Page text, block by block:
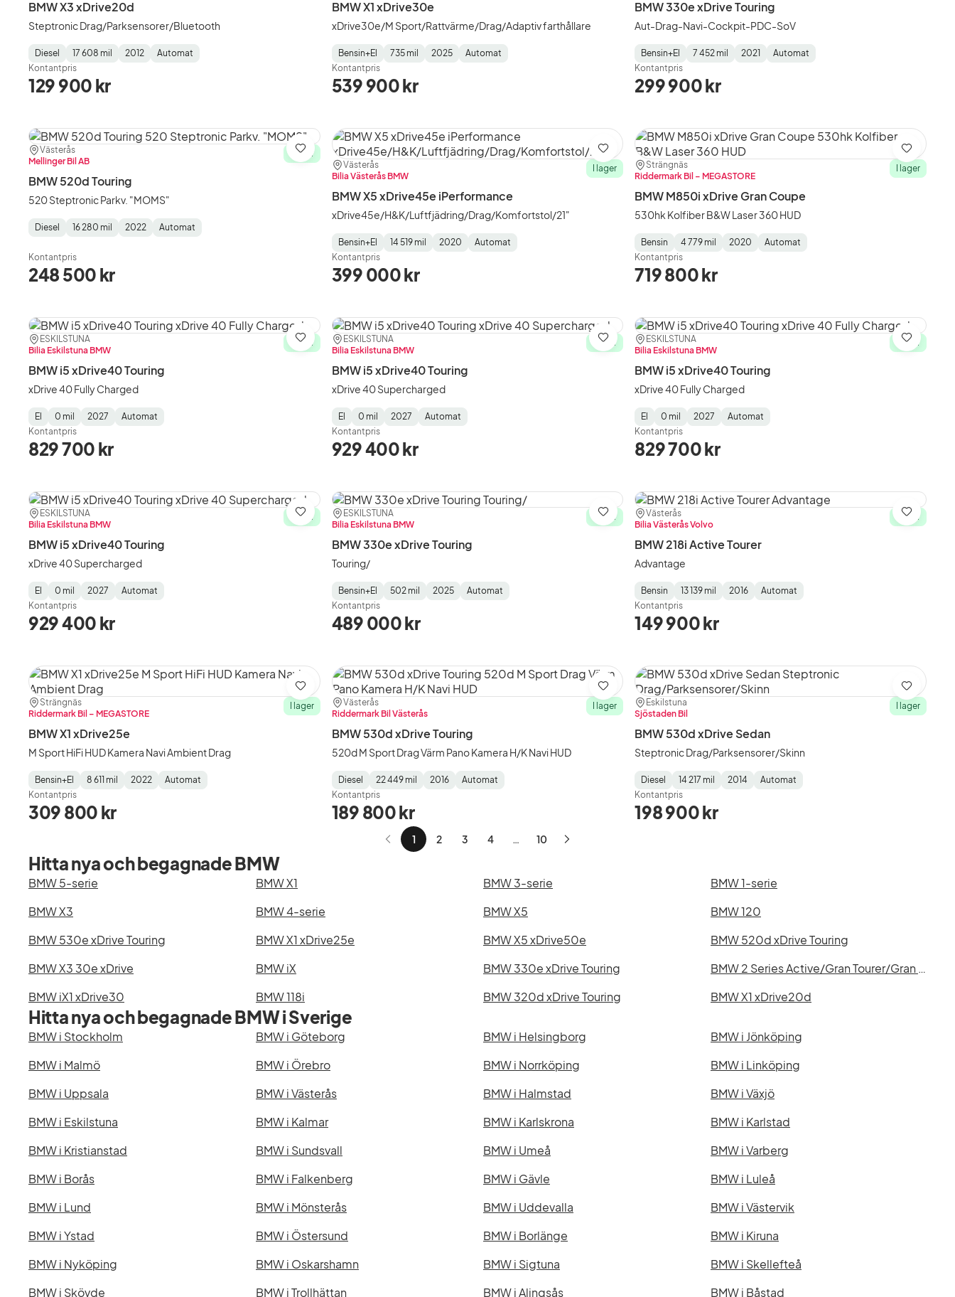
BMW X3 xDrive20d
Steptronic Drag/Parksensorer/Bluetooth
Fuel
Type:
Diesel
Mätarställning:
17 608 mil
Model
Year:
2012
Gearbox
Type:
Automat
Kontantpris
129 900 kr
BMW X1 xDrive30e
xDrive30e/M Sport/Rattvärme/Drag/Adaptiv farthållare
Fuel
Type:
Bensin+El
Mätarställning:
735 mil
Model
Year:
2025
Gearbox
Type:
Automat
Kontantpris
539 900 kr
BMW 330e xDrive Touring
Aut-Drag-Navi-Cockpit-PDC-SoV
Fuel
Type:
Bensin+El
Mätarställning:
7 452 mil
Model
Year:
2021
Gearbox
Type:
Automat
Kontantpris
299 900 kr
Plats:
Västerås
Återförsäljare:
Mellinger Bil AB
I lager
BMW 520d Touring
520 Steptronic Parkv. "MOMS"
Fuel
Diesel
Mätarställning:
16 280 mil
Model
2022
Gearbox
Automat
Kontantpris
248 500 kr
Spara
Plats:
Västerås
Återförsäljare:
Bilia Västerås BMW
I lager
BMW X5 xDrive45e iPerformance
xDrive45e/H&K/Luftfjädring/Drag/Komfortstol/21"
Fuel
Type:
Bensin+El
Mätarställning:
14 519 mil
Model
Year:
2020
Gearbox
Type:
Automat
Kontantpris
399 000 kr
Spara
Plats:
Strängnäs
Återförsäljare:
Riddermark Bil – MEGASTORE
I lager
BMW M850i xDrive Gran Coupe
530hk Kolfiber B&W Laser 360 HUD
Fuel
Type:
Bensin
Mätarställning:
4 779 mil
Model
Year:
2020
Gearbox
Type:
Automat
Kontantpris
719 800 kr
Spara
Plats:
ESKILSTUNA
Återförsäljare:
Bilia Eskilstuna BMW
I lager
BMW i5 xDrive40 Touring
xDrive 40 Fully Charged
Fuel
Type:
El
Mätarställning:
0 mil
Model
Year:
2027
Gearbox
Type:
Automat
Kontantpris
829 700 kr
Spara Plats:
ESKILSTUNA
Återförsäljare:
Bilia Eskilstuna BMW
I lager
BMW i5 xDrive40 Touring
xDrive 40 Supercharged
Fuel
Type:
El
Mätarställning:
0 mil
Model
Year:
2027
Gearbox
Type:
Automat
Kontantpris
929 400 kr
Spara Plats:
ESKILSTUNA
Återförsäljare:
Bilia Eskilstuna BMW
I lager
BMW i5 xDrive40 Touring
xDrive 40 Fully Charged
Fuel
Type:
El
Mätarställning:
0 mil
Model
Year:
2027
Gearbox
Type:
Automat
Kontantpris
829 700 kr
Spara
Plats:
ESKILSTUNA
Återförsäljare:
Bilia Eskilstuna BMW
I lager
BMW i5 xDrive40 Touring
xDrive 40 Supercharged
Fuel
Type:
El
Mätarställning:
0 mil
Model
Year:
2027
Gearbox
Type:
Automat
Kontantpris
929 400 kr
Spara Plats:
ESKILSTUNA
Återförsäljare:
Bilia Eskilstuna BMW
I lager
BMW 330e xDrive Touring
Touring/
Fuel
Type:
Bensin+El
Mätarställning:
502 mil
Model
Year:
2025
Gearbox
Type:
Automat
Kontantpris
489 000 kr
Spara Plats:
Västerås
Återförsäljare:
Bilia Västerås Volvo
I lager
BMW 218i Active Tourer
Advantage
Fuel
Type:
Bensin
Mätarställning:
13 139 mil
Model
Year:
2016
Gearbox
Type:
Automat
Kontantpris
149 900 kr
Spara
Plats:
Strängnäs
Återförsäljare:
Riddermark Bil – MEGASTORE
I lager
BMW X1 xDrive25e
M Sport HiFi HUD Kamera Navi Ambient Drag
Fuel
Type:
Bensin+El
Mätarställning:
8 611 mil
Model
Year:
2022
Gearbox
Type:
Automat
Kontantpris
309 800 kr
Spara
Plats:
Västerås
Återförsäljare:
Riddermark Bil Västerås
I lager
BMW 530d xDrive Touring
520d M Sport Drag Värm Pano Kamera H/K Navi HUD
Fuel
Type:
Diesel
Mätarställning:
22 449 mil
Model
Year:
2016
Gearbox
Type:
Automat
Kontantpris
189 800 kr
Spara
Plats:
Eskilstuna
Återförsäljare:
Sjöstaden Bil
I lager
BMW 530d xDrive Sedan
Steptronic Drag/Parksensorer/Skinn
Fuel
Type:
Diesel
Mätarställning:
14 217 mil
Model
Year:
2014
Gearbox
Type:
Automat
Kontantpris
198 900 kr
Spara
1 2 3 4 … 10
Nästa
Hitta nya och begagnade BMW
BMW 5-serie BMW X1 BMW 3-serie
BMW 1-serie
BMW X3
BMW 4-serie BMW X5
BMW 120
BMW 530e xDrive Touring
BMW X1 xDrive25e BMW X5 xDrive50e
BMW 520d xDrive Touring
BMW X3 30e xDrive
BMW iX BMW 330e xDrive Touring
BMW 2 Series Active/Gran Tourer/Gran Coupé
BMW iX1 xDrive30
BMW 118i BMW 320d xDrive Touring BMW X1 xDrive20d
Hitta nya och begagnade BMW i Sverige
BMW i Stockholm BMW i Göteborg BMW i Helsingborg
BMW i Jönköping
BMW i Malmö
BMW i Örebro BMW i Norrköping
BMW i Linköping
BMW i Uppsala
BMW i Västerås BMW i Halmstad
BMW i Växjö
BMW i Eskilstuna
BMW i Kalmar BMW i Karlskrona
BMW i Karlstad
BMW i Kristianstad
BMW i Sundsvall BMW i Umeå
BMW i Varberg
BMW i Borås
BMW i Falkenberg BMW i Gävle
BMW i Luleå
BMW i Lund
BMW i Mönsterås BMW i Uddevalla
BMW i Västervik
BMW i Ystad
BMW i Östersund BMW i Borlänge
BMW i Kiruna
BMW i Nyköping
BMW i Oskarshamn BMW i Sigtuna
BMW i Skellefteå
BMW i Skövde
BMW i Trollhättan BMW i Alingsås BMW i Båstad